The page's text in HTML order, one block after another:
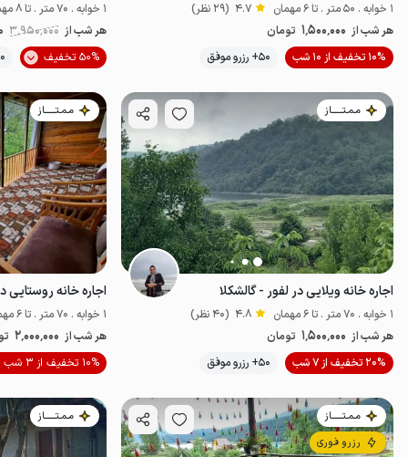
1 خوابه . 50 متر . تا 6 مهمان 4.7 (29 نظر)
هر شب از 1٬500٬000 تومان
10% تخفیف از 10 شب
50+ رزرو موفق اقتصادی
1 خوابه . 70 متر . تا 8 مهمان
هر شب از 3٬950٬000
50% تخفیف
مـمـتــــــاز
اجاره خانه ویلایی در لفور - گالشکلا
1 خوابه . 70 متر . تا 6 مهمان 4.8 (40 نظر)
هر شب از 1٬500٬000 تومان
20% تخفیف از 7 شب
50+ رزرو موفق خوش منظره
مـمـتــــــاز
اجاره خانه روستایی
1 خوابه . 70 متر . تا 6 مهمان
هر شب از 2٬000٬000
10% تخفیف از 3 شب
مـمـتــــــاز
رزرو فوری
مـمـتــــــاز